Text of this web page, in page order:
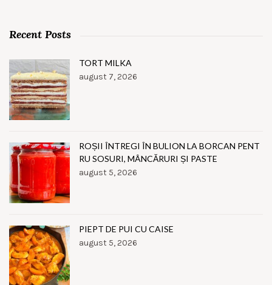
Recent Posts
TORT MILKA
august 7, 2026
ROȘII ÎNTREGI ÎN BULION LA BORCAN PENT
RU SOSURI, MÂNCĂRURI ȘI PASTE
august 5, 2026
PIEPT DE PUI CU CAISE
august 5, 2026